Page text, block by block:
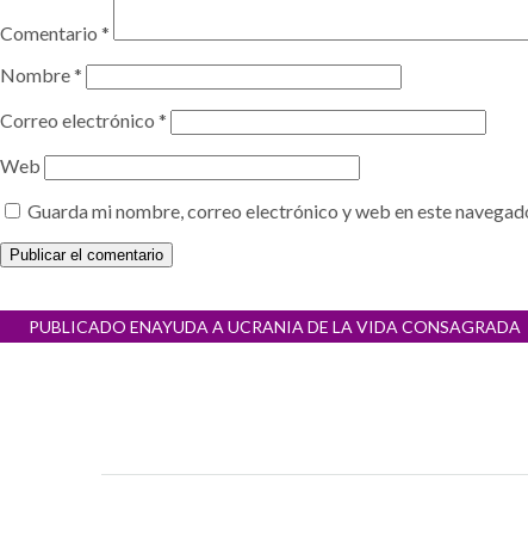
Comentario *
Nombre*
Correo electrónico *
Web
Guarda mi nombre, correo electrónico y web en este
Navegación
de
PUBLICADO ENAYUDA A UCRANIA DE LA VIDA CONSAGRADA